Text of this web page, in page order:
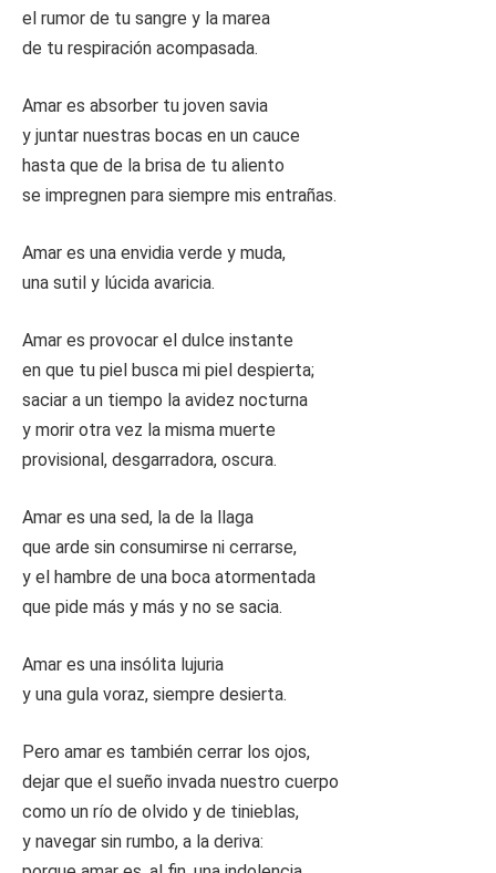
el rumor de tu sangre y la marea
de tu respiración acompasada.
Amar es absorber tu joven savia
y juntar nuestras bocas en un cauce
hasta que de la brisa de tu aliento
se impregnen para siempre mis entrañas.
Amar es una envidia verde y muda,
una sutil y lúcida avaricia.
Amar es provocar el dulce instante
en que tu piel busca mi piel despierta;
saciar a un tiempo la avidez nocturna
y morir otra vez la misma muerte
provisional, desgarradora, oscura.
Amar es una sed, la de la llaga
que arde sin consumirse ni cerrarse,
y el hambre de una boca atormentada
que pide más y más y no se sacia.
Amar es una insólita lujuria
y una gula voraz, siempre desierta.
Pero amar es también cerrar los ojos,
dejar que el sueño invada nuestro cuerpo
como un río de olvido y de tinieblas,
y navegar sin rumbo, a la deriva: